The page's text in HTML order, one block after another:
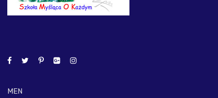
MEN